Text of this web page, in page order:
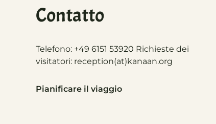
Contatto
Telefono: +49 6151 53920 Richieste dei
visitatori: reception(at)kanaan.org
Pianificare il viaggio